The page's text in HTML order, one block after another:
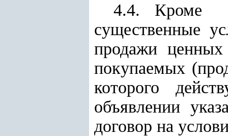
4.4. Кроме
продажи ценных
покупаемых
которого
объявлении
договор на